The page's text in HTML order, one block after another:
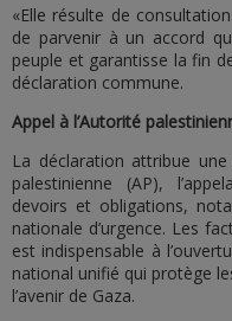
«Elle résulte de
de parvenir à un accord
peuple et garantisse la fin
déclaration commune.
Appel à l’Autorité
La déclaration attribue
palestinienne (AP),
devoirs et obligations,
nationale d’urgence. Les
est indispensable à
national unifié qui protège
l’avenir de Gaza.